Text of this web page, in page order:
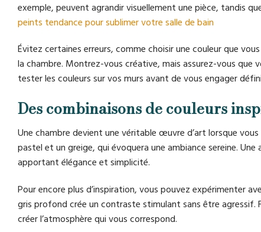
exemple, peuvent agrandir visuellement une pièce, tandis
peints tendance pour sublimer votre salle de bain
Évitez certaines erreurs, comme choisir une couleur que
la chambre. Montrez-vous créative, mais assurez-vous
tester les couleurs sur vos murs avant de vous engager
Des combinaisons de couleurs
Une chambre devient une véritable œuvre d’art lorsque
pastel et un greige, qui évoquera une ambiance sereine.
apportant élégance et simplicité.
Pour encore plus d’inspiration, vous pouvez expérimenter
gris profond crée un contraste stimulant sans être
créer l’atmosphère qui vous correspond.